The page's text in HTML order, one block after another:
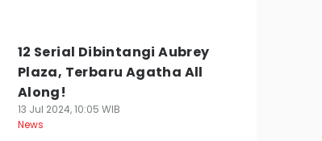
12 Serial Dibintangi Aubrey
Plaza, Terbaru Agatha All
Along!
13 Jul 2024, 10:05 WIB
News